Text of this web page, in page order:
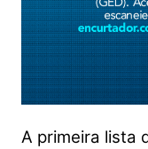
A primeira lista